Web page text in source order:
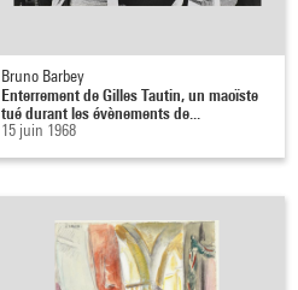
Bruno Barbey
Enterrement de Gilles Tautin, un maoïste
tué durant les évènements de...
15 juin 1968